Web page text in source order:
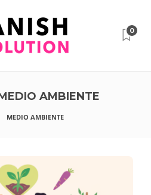
0
AMBIENTE
MEDIO AMBIENTE